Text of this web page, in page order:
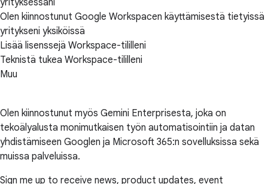
Olen kiinnostunut Google Workspacen käyttämisestä tietyissä
yritykseni yksiköissä
Lisää lisenssejä Workspace-tililleni
Teknistä tukea Workspace-tililleni
Muu
Olen kiinnostunut myös Gemini Enterprisesta, joka on
tekoälyalusta monimutkaisen työn automatisointiin ja datan
yhdistämiseen Googlen ja Microsoft 365:n sovelluksissa sekä
muissa palveluissa.
Sign me up to receive news, product updates, event